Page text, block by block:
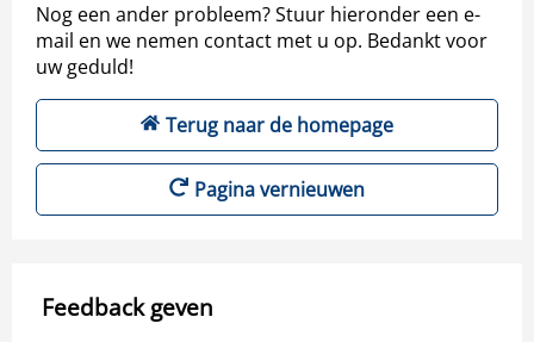
Nog een ander probleem? Stuur hieronder een e-
mail en we nemen contact met u op. Bedankt voor
uw geduld!
Terug naar de homepage
Pagina vernieuwen
Feedback geven